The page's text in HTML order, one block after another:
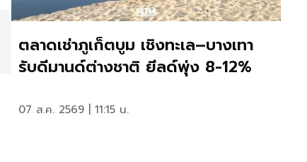
ตลาดเช่าภูเก็ตบูม เชิงทะเล–บางเทา
รับดีมานด์ต่างชาติ ยีลด์พุ่ง 8-12%
07 ส.ค. 2569 | 11:15 น.